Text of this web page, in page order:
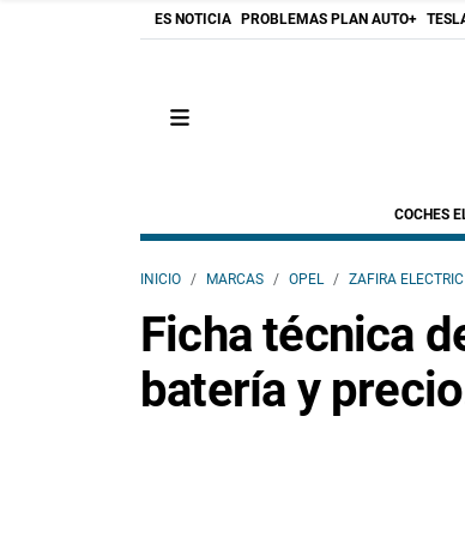
ES NOTICIA PROBLEMAS PLAN AUTO+
COCHES
INICIO MARCAS OPEL ZAFIRA ELECTRIC
Ficha técnica
batería y